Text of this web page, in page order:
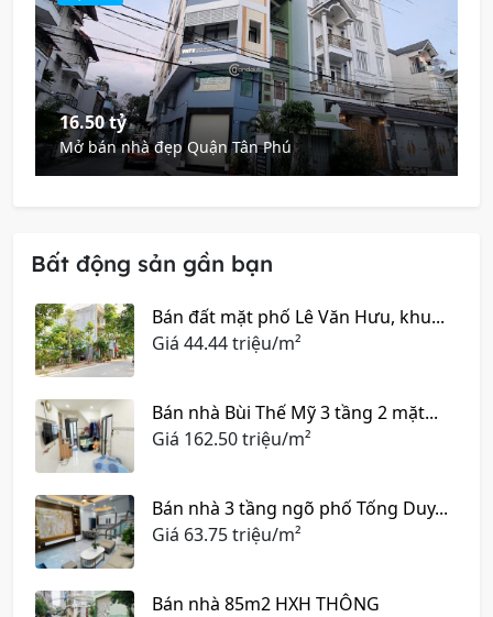
16.50 tỷ
Mở bán nhà đẹp Quận Tân Phú
Bất động sản gần bạn
Bán đất mặt phố Lê Văn Hưu, khu...
Giá 44.44 triệu/m²
Bán nhà Bùi Thế Mỹ 3 tầng 2 mặt...
Giá 162.50 triệu/m²
Bán nhà 3 tầng ngõ phố Tống Duy...
Giá 63.75 triệu/m²
Bán nhà 85m2 HXH THÔNG